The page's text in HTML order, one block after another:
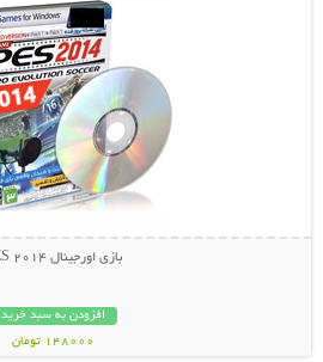
بازی اورجینال PES 2014
افزودن به سبد خرید
148000 تومان